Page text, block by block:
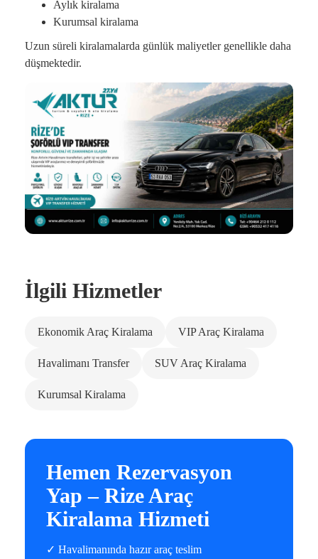
Aylık kiralama
Kurumsal kiralama
Uzun süreli kiralamalarda günlük maliyetler genellikle daha
düşmektedir.
İlgili Hizmetler
Ekonomik Araç Kiralama VIP Araç Kiralama
Havalimanı Transfer SUV Araç Kiralama
Kurumsal Kiralama
Hemen Rezervasyon
Yap – Rize Araç
Kiralama Hizmeti
✓ Havalimanında hazır araç teslim